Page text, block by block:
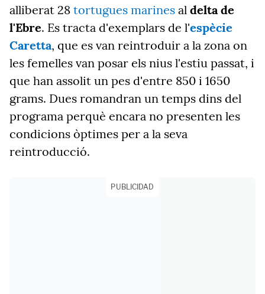
alliberat 28 tortugues marines al delta de
l'Ebre. Es tracta d'exemplars de l'espècie
Caretta, que es van reintroduir a la zona on
les femelles van posar els nius l'estiu passat, i
que han assolit un pes d'entre 850 i 1650
grams. Dues romandran un temps dins del
programa perquè encara no presenten les
condicions òptimes per a la seva
reintroducció.
PUBLICIDAD